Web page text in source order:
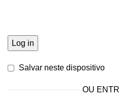
Log in
Salvar neste dispositivo
OU